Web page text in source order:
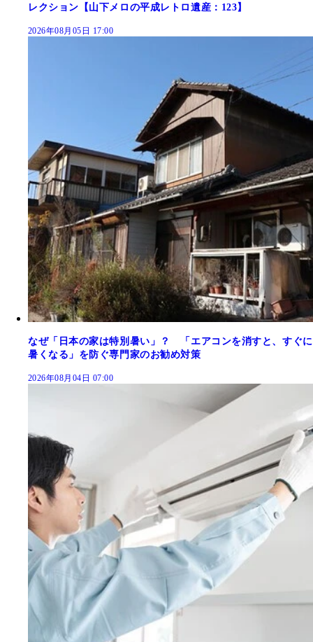
レクション【山下メロの平成レトロ遺産：123】
2026年08月05日 17:00
なぜ「日本の家は特別暑い」？ 「エアコンを消すと、すぐに
暑くなる」を防ぐ専門家のお勧め対策
2026年08月04日 07:00